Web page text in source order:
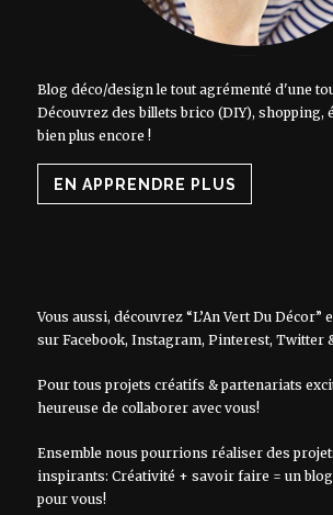
Blog déco/design le tout agrémenté d'une
Découvrez des billets brico (DIY), shopping,
bien plus encore !
EN APPRENDRE PLUS
Vous aussi, découvrez “L’An Vert Du Décor”
sur Facebook, Instagram, Pinterest, Twitter
Pour tous projets créatifs & partenariats
heureuse de collaborer avec vous!
Ensemble nous pourrions réaliser des
inspirants: Créativité + savoir faire = un
pour vous!